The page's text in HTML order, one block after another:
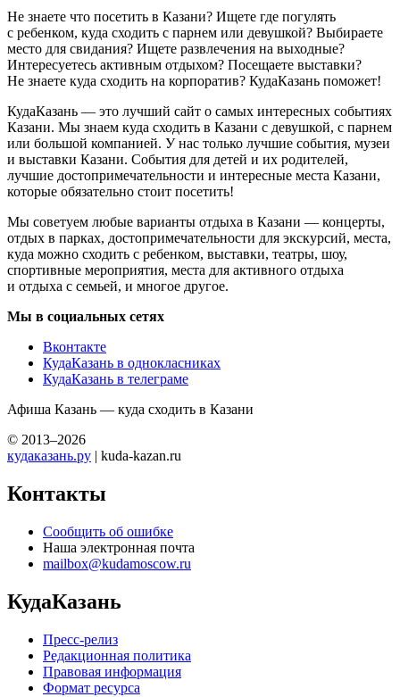
Не знаете что посетить в Казани? Ищете где погулять
с ребенком, куда сходить с парнем или девушкой? Выбираете
место для свидания? Ищете развлечения на выходные?
Интересуетесь активным отдыхом? Посещаете выставки?
Не знаете куда сходить на корпоратив? КудаКазань поможет!
КудаКазань — это лучший сайт о самых интересных событиях
Казани. Мы знаем куда сходить в Казани с девушкой, с парнем
или большой компанией. У нас только лучшие события, музеи
и выставки Казани. События для детей и их родителей,
лучшие достопримечательности и интересные места Казани,
которые обязательно стоит посетить!
Мы советуем любые варианты отдыха в Казани — концерты,
отдых в парках, достопримечательности для экскурсий, места,
куда можно сходить с ребенком, выставки, театры, шоу,
спортивные мероприятия, места для активного отдыха
и отдыха с семьей, и многое другое.
Мы в социальных сетях
Вконтакте
КудаКазань в однокласниках
КудаКазань в телеграме
Афиша Казань — куда сходить в Казани
© 2013–2026
кудаказань.ру | kuda-kazan.ru
Контакты
Сообщить об ошибке
Наша электронная почта
mailbox@kudamoscow.ru
КудаКазань
Пресс-релиз
Редакционная политика
Правовая информация
Формат ресурса